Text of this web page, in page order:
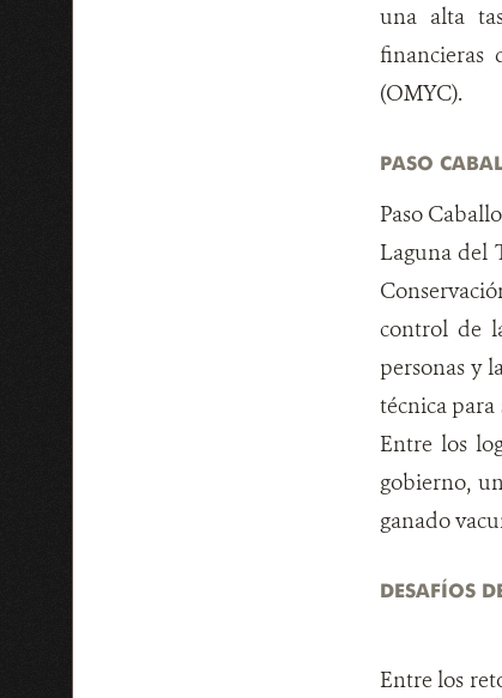
una alta
financieras
(OMYC).
PASO
Paso
Laguna del
control de
personas y
técnica
Entre los
gobierno,
ganado
DESAFÍOS
Entre los